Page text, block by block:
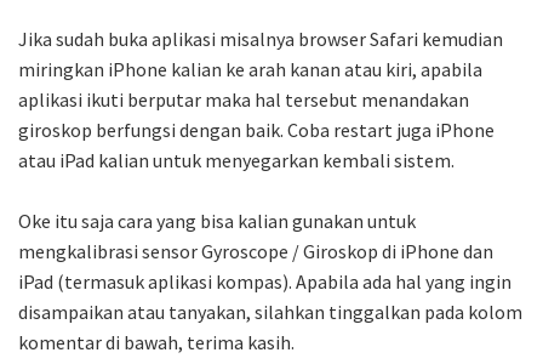
Jika sudah buka aplikasi misalnya browser Safari kemudian
miringkan iPhone kalian ke arah kanan atau kiri, apabila
aplikasi ikuti berputar maka hal tersebut menandakan
giroskop berfungsi dengan baik. Coba restart juga iPhone
atau iPad kalian untuk menyegarkan kembali sistem.
Oke itu saja cara yang bisa kalian gunakan untuk
mengkalibrasi sensor Gyroscope / Giroskop di iPhone dan
iPad (termasuk aplikasi kompas). Apabila ada hal yang ingin
disampaikan atau tanyakan, silahkan tinggalkan pada kolom
komentar di bawah, terima kasih.